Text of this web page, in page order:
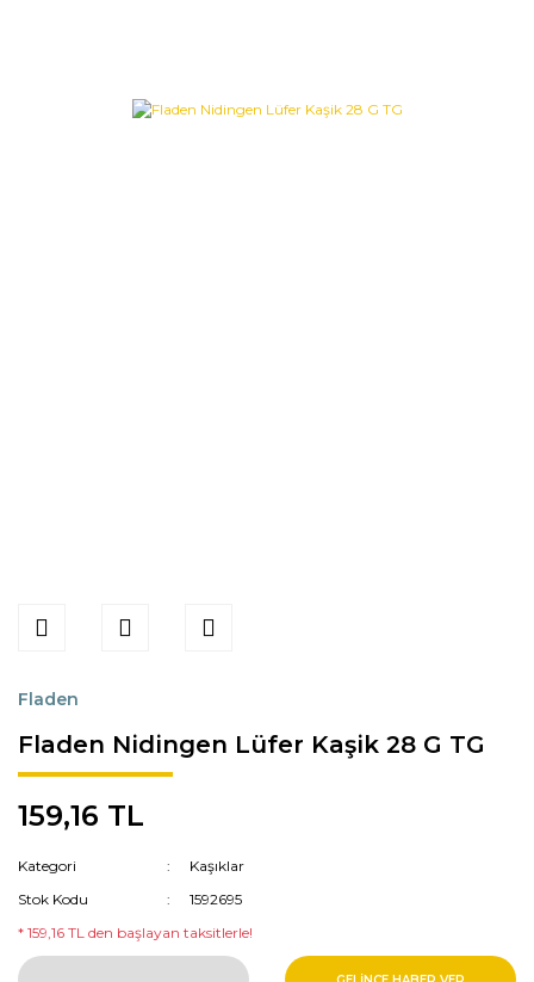
Fladen
Fladen Nidingen Lüfer Kaşik 28 G TG
159,16 TL
Kategori
Kaşıklar
Stok Kodu
1592695
* 159,16 TL den başlayan taksitlerle!